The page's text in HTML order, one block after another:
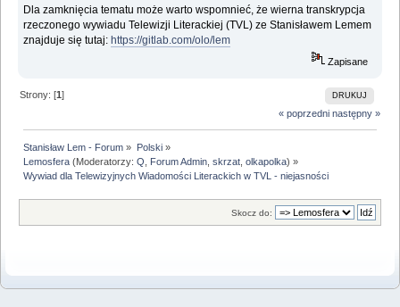
Dla zamknięcia tematu może warto wspomnieć, że wierna transkrypcja
rzeczonego wywiadu Telewizji Literackiej (TVL) ze Stanisławem Lemem
znajduje się tutaj: https://gitlab.com/olo/lem
Zapisane
DRUKUJ
Strony: [1]
« poprzedni następny »
Stanisław Lem - Forum » Polski»
Lemosfera (Moderatorzy:Q Forum Admin ,skrzat ,olkapolka) »
Wywiad dla Telewizyjnych Wiadomości Literackich w TVL - niejasności
Skocz do: